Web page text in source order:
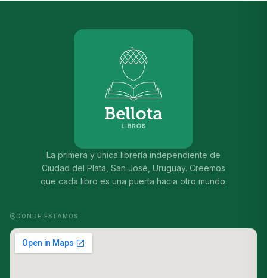
La primera y única librería independiente de
Ciudad del Plata, San José, Uruguay. Creemos
que cada libro es una puerta hacia otro mundo.
DÓNDE ESTAMOS